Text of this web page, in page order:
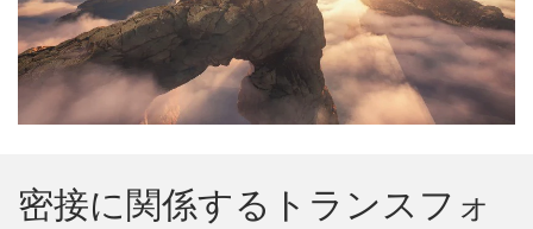
密接に関係するトランスフォ